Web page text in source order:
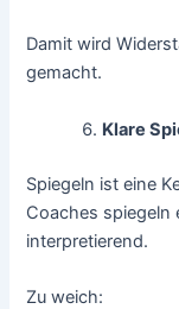
Damit wird
gemacht.
Klare
Spiegeln ist eine
Coaches spiegeln
interpretierend.
Zu weich: